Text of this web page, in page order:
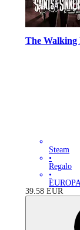
The Walking
Steam
•
Regalo
•
EUROPA
39.58 EUR